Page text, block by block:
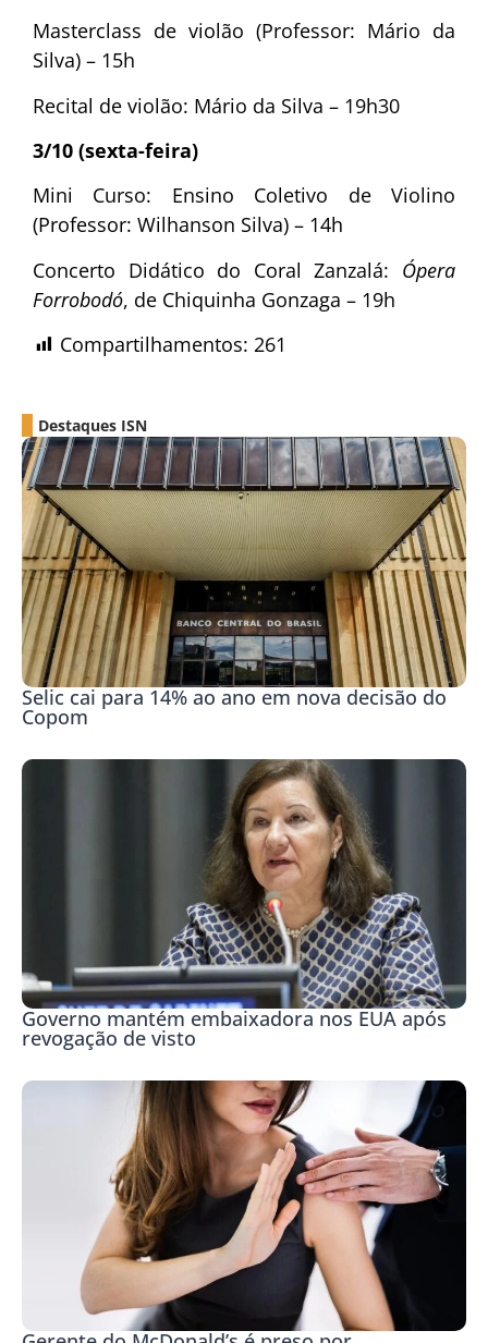
Masterclass de violão (Professor: Mário da
Silva) – 15h
Recital de violão: Mário da Silva – 19h30
3/10 (sexta-feira)
Mini Curso: Ensino Coletivo de Violino
(Professor: Wilhanson Silva) – 14h
Concerto Didático do Coral Zanzalá: Ópera
Forrobodó, de Chiquinha Gonzaga – 19h
Compartilhamentos: 261
Destaques ISN
Selic cai para 14% ao ano em nova decisão do
Copom
Governo mantém embaixadora nos EUA após
revogação de visto